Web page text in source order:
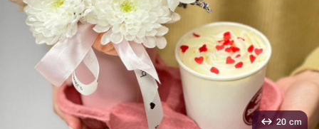
20 cm